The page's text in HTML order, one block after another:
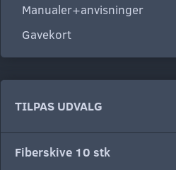
Manualer+anvisninger
Gavekort
TILPAS UDVALG
Fiberskive 10 stk